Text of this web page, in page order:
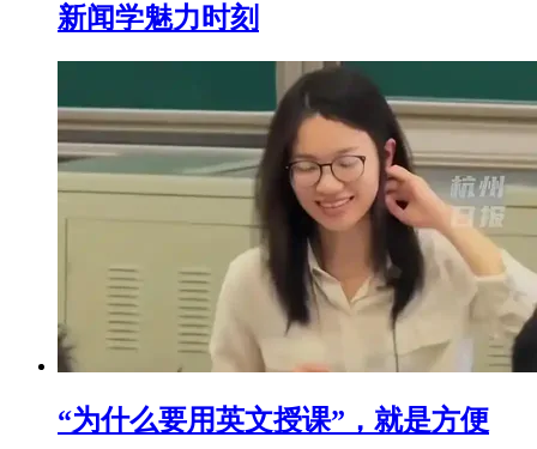
新闻学魅力时刻
“为什么要用英文授课”，就是方便